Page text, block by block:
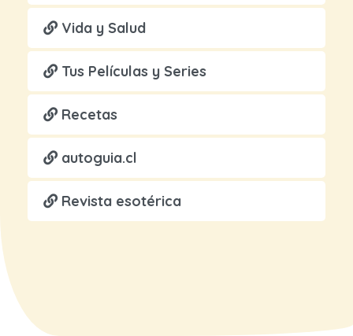
Vida y Salud
Tus Películas y Series
Recetas
autoguia.cl
Revista esotérica